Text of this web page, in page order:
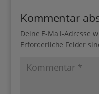
Kommentar
Deine E-Mail-Adresse
Erforderliche Felder